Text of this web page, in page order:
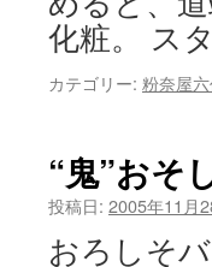
化粧。 ス
カテゴリー: 粉奈屋
“鬼”おそ
投稿日: 2005年11月
おろしそ